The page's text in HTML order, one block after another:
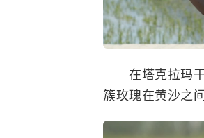
在塔克拉玛干
簇玫瑰在黄沙之